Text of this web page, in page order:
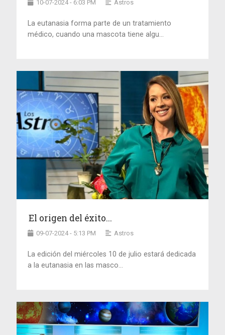
10-07-2024 - 6:03 PM Astros
La eutanasia forma parte de un tratamiento
médico, cuando una mascota tiene algu...
El origen del éxito...
09-07-2024 - 5:13 PM Astros
La edición del miércoles 10 de julio estará dedicada
a la eutanasia en las masco...